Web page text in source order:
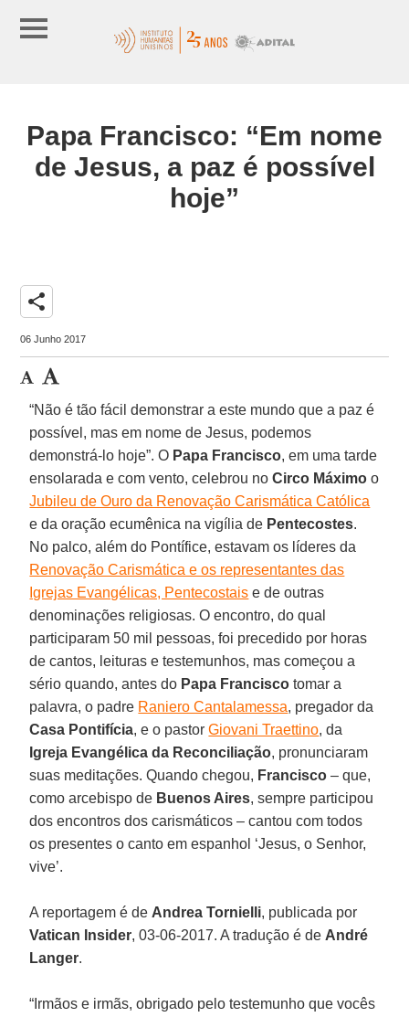
Papa Francisco: “Em nome
de Jesus, a paz é possível
hoje”
share
06 Junho 2017
“Não é tão fácil demonstrar a este mundo que a paz é
possível, mas em nome de Jesus, podemos
demonstrá-lo hoje”. O Papa Francisco, em uma tarde
ensolarada e com vento, celebrou noCirco Máximo o
Jubileu de Ouro da Renovação Carismática Católica
e da oração ecumênica na vigília de Pentecostes.
No palco, além do Pontífice, estavam os líderes da
Renovação Carismática e os representantes das
Igrejas Evangélicas, Pentecostais e de outras
denominações religiosas. O encontro, do qual
participaram 50 mil pessoas, foi precedido por horas
de cantos, leituras e testemunhos, mas começou a
sério quando, antes do Papa Franciscotomar a
palavra, o padre Raniero Cantalamessa, pregador da
Casa Pontifícia, e o pastorGiovani Traettino, da
Igreja Evangélica da Reconciliação, pronunciaram
suas meditações. Quando chegou, Francisco – que,
como arcebispo de Buenos Aires, sempre participou
dos encontros dos carismáticos – cantou com todos
os presentes o canto em espanhol ‘Jesus, o Senhor,
vive’.
A reportagem é de Andrea Tornielli, publicada por
Vatican Insider, 03-06-2017. A tradução é de André
Langer.
“Irmãos e irmãs, obrigado pelo testemunho que vocês